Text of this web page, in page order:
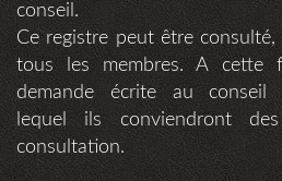
conseil.
Ce registre peut être consulté,
tous les membres. A cette
demande écrite au conseil
lequel ils conviendront
consultation.